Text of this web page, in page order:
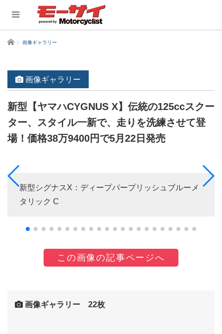
ホーム 画像ギャラリー
画像ギャラリー
新型【ヤマハCYGNUS X】伝統の125ccスクー
ター、スタイル一新で、走りを洗練させて登
場！価格38万9400円で5月22日発売
新型シグナスX：ディープパープリッシュブルーメ
タリック C
この画像の記事ページへ
画像ギャラリー 22枚